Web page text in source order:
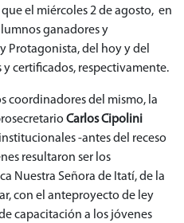
el miércoles 2 de agosto, en
ganadores y
Protagonista, del hoy y del
y certificados, respectivamente.
coordinadores del mismo, la
Carlos Cipolini
-antes del receso
resultaron ser los
Nuestra Señora de Itatí, de la
con el anteproyecto de ley
capacitación a los jóvenes